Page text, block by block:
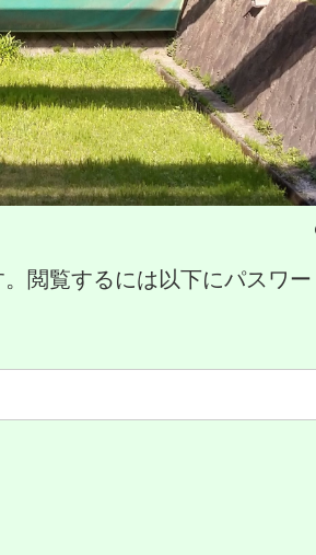
閲覧するには以下にパスワー